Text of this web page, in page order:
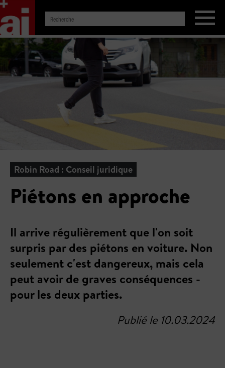
Robin Road : Conseil juridique
Piétons en approche
Il arrive régulièrement que l'on soit
surpris par des piétons en voiture. Non
seulement c'est dangereux, mais cela
peut avoir de graves conséquences -
pour les deux parties.
Publié le 10.03.2024